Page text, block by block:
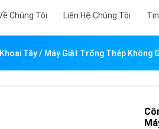
Chúng Tôi Liên Hệ Chúng Tôi
Tây / Máy Giặt Trống Thép Không